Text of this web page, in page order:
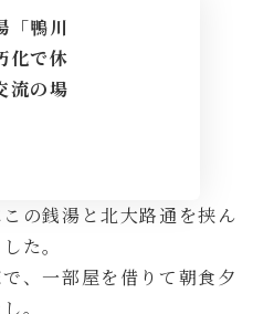
「鴨川
で休
流の場
の銭湯と北大路通を挟ん
た。
、一部屋を借りて朝食夕
。